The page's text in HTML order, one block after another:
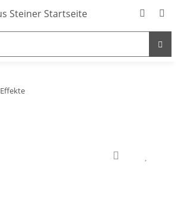
Effekte